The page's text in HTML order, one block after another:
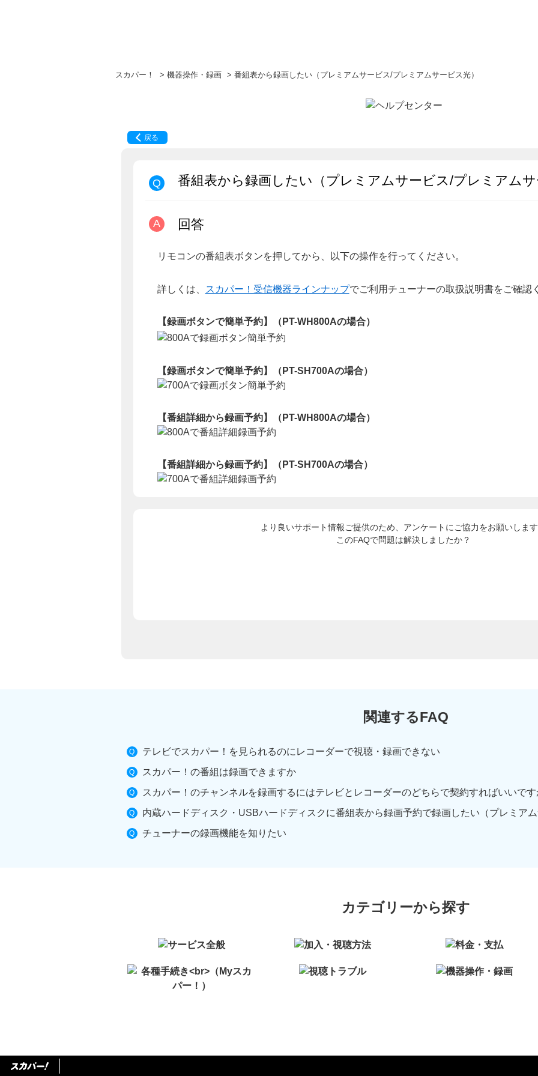
スカパー！ > 機器操作・録画 > 番組表から録画したい（プレミアムサービス/プレミアムサービス光）
戻る
番組表から録画したい（プレミアムサービス/プレミアム
回答
リモコンの番組表ボタンを押してから、以下の操作を行ってください。
詳しくは、 スカパー！受信機器ラインナップでご利用チューナーの取扱説明書をご確認
【録画ボタンで簡単予約】（PT-WH800Aの場合）
【録画ボタンで簡単予約】（PT-SH700Aの場合）
【番組詳細から録画予約】（PT-WH800Aの場合）
【番組詳細から録画予約】（PT-SH700Aの場合）
より良いサポート情報ご提供のため、アンケートにご協力をお願いしま
このFAQで問題は解決しましたか？
関連するFAQ
テレビでスカパー！を見られるのにレコーダーで視聴・録画できない
スカパー！の番組は録画できますか
スカパー！のチャンネルを録画するにはテレビとレコーダーのどちらで契約すればいいです
内蔵ハードディスク・USBハードディスクに番組表から録画予約で録画したい（プレミア
チューナーの録画機能を知りたい
カテゴリーから探す